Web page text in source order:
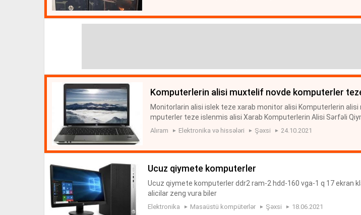
komputerlerin alisi muxtelif novde komputerler
Monitorlarin alisi islek teze xarab monitor alisi Komputerlerin
mputerler teze islenmis alisi Xarab Komputerlerin Alisi Sərfəli
hne Komputer Aliram – İşlənmiş Komputer Alqısi Masa ustu
Alıram Elektronika və hissələri Şəxsi 24.10.2021
ucuz qiymete komputerler
Ucuz qiymete komputerler ddr2 ram-2 hdd-160 vga-1 q 17 ekran
alicilar zeng vura biler
Elektronika Masaüstü kompüterlər Şəxsi 18.06.2021